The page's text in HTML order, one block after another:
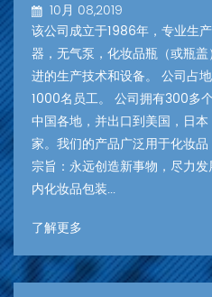
10月 08,2019
该公司成立于1986年，专业生
器，无气泵，化妆品瓶（或瓶
进的生产技术和设备。 公司占
1000名员工。 公司拥有300多
中国各地，并出口到美国，日
家。我们的产品广泛用于化妆
宗旨：永远创造新事物，尽力
内化妆品包装...
了解更多